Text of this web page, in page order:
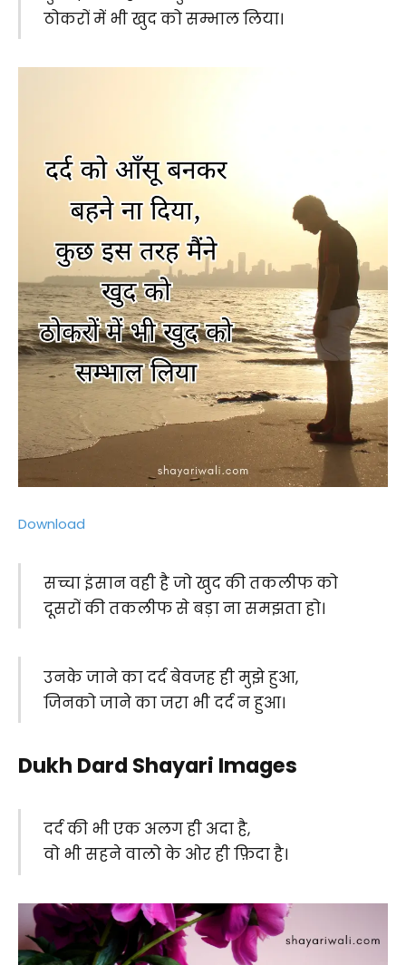
ठोकरों में भी खुद को सम्भाल लिया।
Download
सच्चा इंसान वही है जो खुद की तकलीफ को
दूसरों की तकलीफ से बड़ा ना समझता हो।
उनके जाने का दर्द बेवजह ही मुझे हुआ,
जिनको जाने का जरा भी दर्द न हुआ।
Dukh Dard Shayari Images
दर्द की भी एक अलग ही अदा है,
वो भी सहने वालो के ओर ही फ़िदा है।